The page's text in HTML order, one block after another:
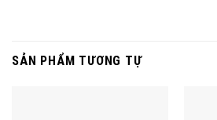
SẢN PHẨM TƯƠNG TỰ